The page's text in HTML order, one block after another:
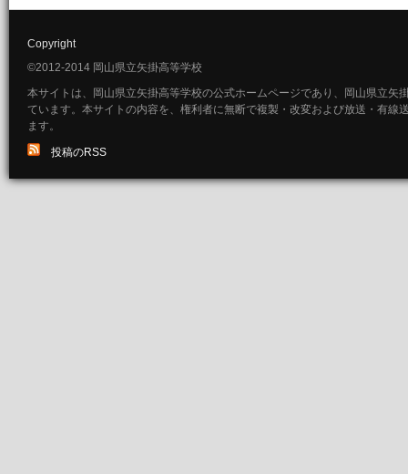
Copyright
©2012-2014 岡山県立矢掛高等学校
本サイトは、岡山県立矢掛高等学校の公式ホームページであり、岡山県立矢
ています。本サイトの内容を、権利者に無断で複製・改変および放送・有線
ます。
投稿のRSS